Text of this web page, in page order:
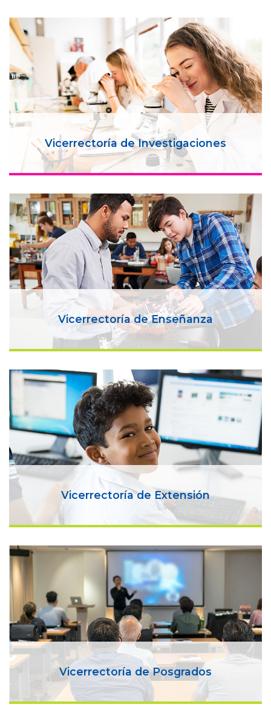
Vicerrectoría de Investigaciones
Vicerrectoría de Enseñanza
Vicerrectoría de Extensión
Vicerrectoría de Posgrados